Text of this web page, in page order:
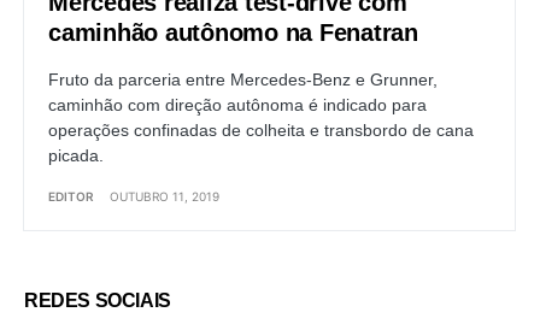
caminhão autônomo na Fenatran
Fruto da parceria entre Mercedes-Benz e Grunner,
caminhão com direção autônoma é indicado para
operações confinadas de colheita e transbordo de cana
picada.
EDITOR OUTUBRO 11, 2019
REDES SOCIAIS